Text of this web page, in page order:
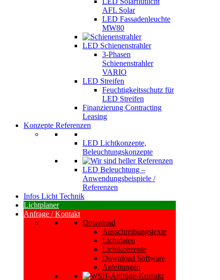
AFL Solar
LED Fassadenleuchte
MW80
LED Schienenstrahler
3-Phasen
Schienenstrahler
VARIO
LED Streifen
Feuchtigkeitsschutz für
LED Streifen
Finanzierung Contracting
Leasing
Konzepte Referenzen
LED Lichtkonzepte,
Beleuchtungskonzepte
LED Beleuchtung –
Anwendungsbeispiele /
Referenzen
Infos Licht Technik
Lichtplaner
Anfrage / Kontakt
Download
Ausschreibungstexte
Lichtdaten
Lichtkonzepte
Download Software
Anleitungen